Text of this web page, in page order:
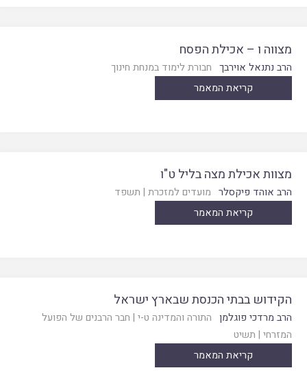
מצווה ו – אכילת הפסח
הרב נתנאל אוירבך חבורת לימוד במנחת חינוך
קריאת המאמר
מצוות אכילת מצה בליל ט"ו
הרב אוהד פיקסלר מועדים למזכרת | תשפד
קריאת המאמר
הקידוש בבתי הכנסת שבארץ ישראל
הרב מרדכי פוגלמן התורה והמדינה ט-י | חבר הרבנים של הפועל
המזרחי | תשיט
קריאת המאמר